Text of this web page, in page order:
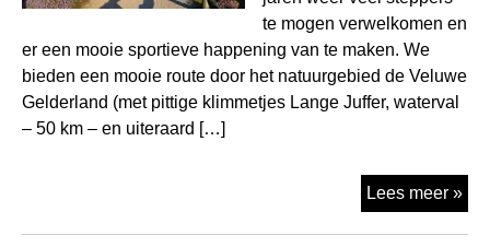
te mogen verwelkomen en
er een mooie sportieve happening van te maken. We
bieden een mooie route door het natuurgebied de Veluwe
Gelderland (met pittige klimmetjes Lange Juffer, waterval
– 50 km – en uiteraard […]
Lees meer »
za.